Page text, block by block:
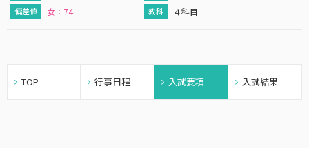
４科目
女：74
TOP 行事日程 入試要項 入試結果